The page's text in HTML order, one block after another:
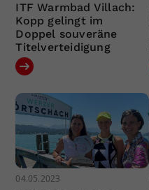
ITF Warmbad Villach:
Kopp gelingt im
Doppel souveräne
Titelverteidigung
04.05.2023